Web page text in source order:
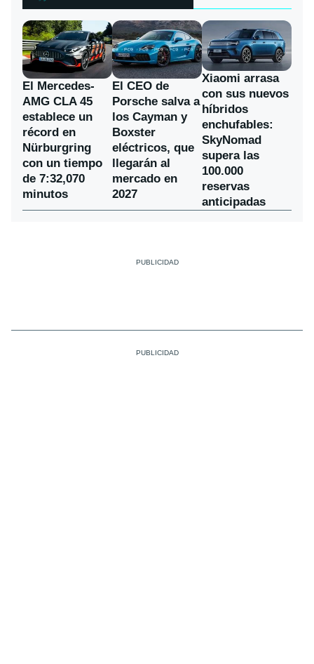
El Mercedes-
AMG CLA 45
establece un
récord en
Nürburgring
con un tiempo
de 7:32,070
minutos
El CEO de
Porsche salva a
los Cayman y
Boxster
eléctricos, que
llegarán al
mercado en
2027
Xiaomi arrasa
con sus nuevos
híbridos
enchufables:
SkyNomad
supera las
100.000
reservas
anticipadas